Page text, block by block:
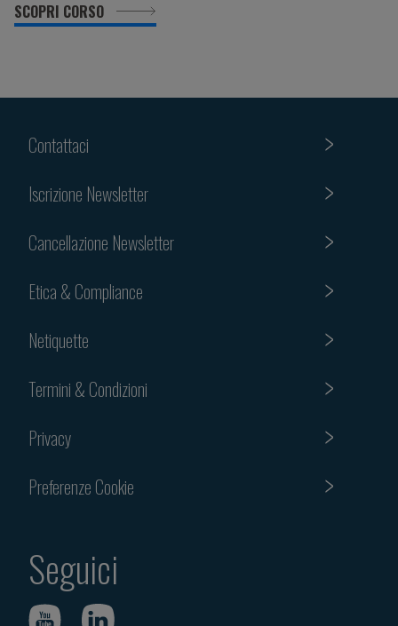
SCOPRI CORSO
Contattaci
Iscrizione Newsletter
Cancellazione Newsletter
Etica & Compliance
Netiquette
Termini & Condizioni
Privacy
Preferenze Cookie
Seguici